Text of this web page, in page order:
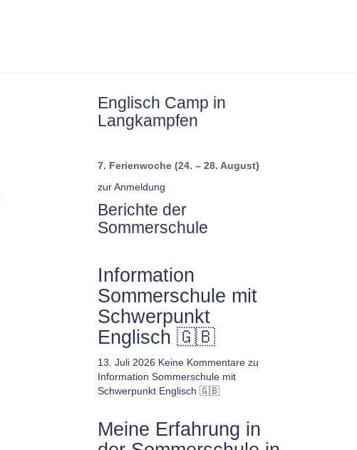
Englisch Camp in
Langkampfen
7. Ferienwoche (24. – 28. August)
zur Anmeldung
Berichte der
Sommerschule
Information
Sommerschule mit
Schwerpunkt
Englisch 🇬🇧
13. Juli 2026 Keine Kommentarezu
Information Sommerschule mit
Schwerpunkt Englisch 🇬🇧
Meine Erfahrung in